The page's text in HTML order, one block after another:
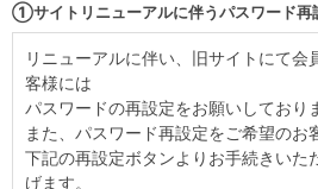
①サイトリニューアルに伴うパスワード再
リニューアルに伴い、旧サイトにて会
客様には
パスワードの再設定をお願いしており
また、パスワード再設定をご希望のお
下記の再設定ボタンよりお手続きいた
げます。